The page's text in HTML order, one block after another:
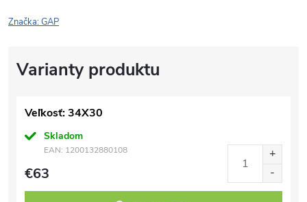
Značka:GAP
Veľkosť: 34X30
Skladom
EAN: 1200132880108
€63